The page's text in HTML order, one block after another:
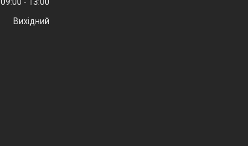
Вихідний